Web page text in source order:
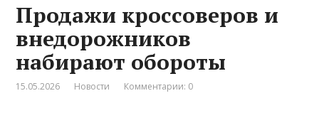
Продажи кроссоверов и
внедорожников
набирают обороты
15.05.2026 Новости Комментарии: 0